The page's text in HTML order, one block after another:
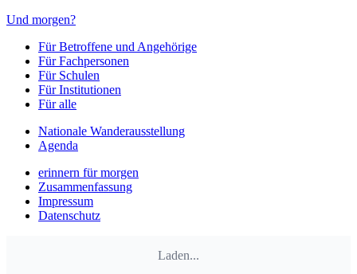
Und morgen?
Für Betroffene und Angehörige
Für Fachpersonen
Für Schulen
Für Institutionen
Für alle
Nationale Wanderausstellung
Agenda
erinnern für morgen
Zusammenfassung
Impressum
Datenschutz
Laden...